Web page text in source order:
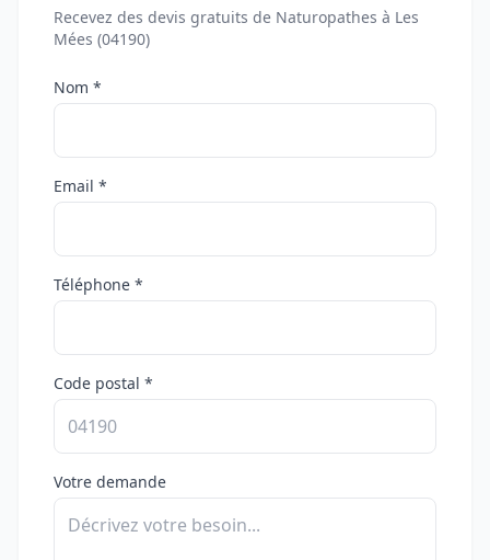
Recevez des devis gratuits de Naturopathes à Les
Mées (04190)
Nom *
Email *
Téléphone *
Code postal *
Votre demande